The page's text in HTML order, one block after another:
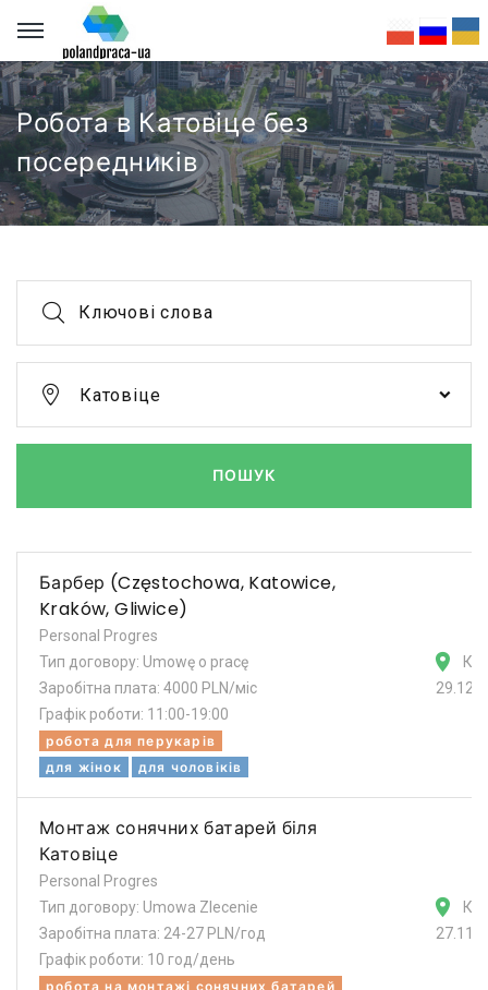
Робота в Катовіце без
посередників
Ключові слова
Катовіце
ПОШУК
Барбер (Częstochowa, Katowice,
Kraków, Gliwice)
Personal Progres
Тип договору: Umowę o pracę
Заробітна плата: 4000 PLN/міс
Графік роботи: 11:00-19:00
робота для перукарів
для жінок
для чоловіків
Монтаж сонячних батарей біля
Катовіце
Personal Progres
Тип договору: Umowa Zlecenie
Заробітна плата: 24-27 PLN/год
Графік роботи: 10 год/день
робота на монтажі сонячних батарей